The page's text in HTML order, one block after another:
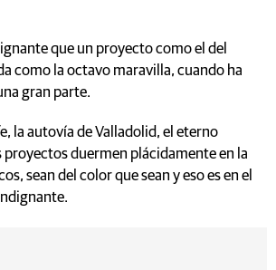
que un proyecto como el del
como la octavo maravilla, cuando ha
gran parte.
la autovía de Valladolid, el eterno
proyectos duermen plácidamente en la
sean del color que sean y eso es en el